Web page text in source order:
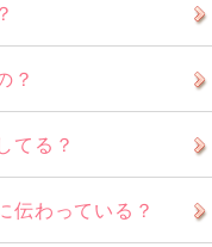
？
てる？
伝わっている？